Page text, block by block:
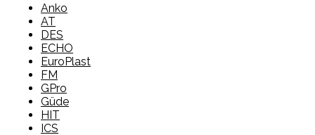
Anko
AT
DES
ECHO
EuroPlast
FM
GPro
Güde
HIT
ICS